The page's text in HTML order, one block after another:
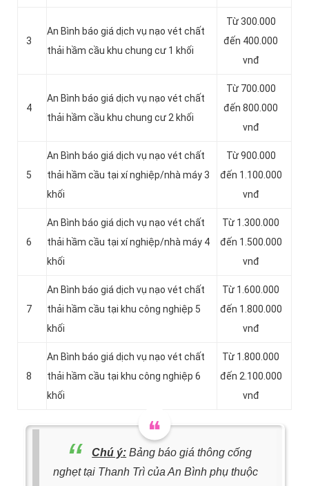
3
An Bình báo giá dịch vụ nạo vét chất
thải hầm cầu khu chung cư 1 khối
Từ 300.000
đến 400.000
vnđ
4
An Bình báo giá dịch vụ nạo vét chất
thải hầm cầu khu chung cư 2 khối
Từ 700.000
đến 800.000
vnđ
5
An Bình báo giá dịch vụ nạo vét chất
thải hầm cầu tại xí nghiệp/nhà máy 3
khối
Từ 900.000
đến 1.100.000
vnđ
6
An Bình báo giá dịch vụ nạo vét chất
thải hầm cầu tại xí nghiệp/nhà máy 4
khối
Từ 1.300.000
đến 1.500.000
vnđ
7
An Bình báo giá dịch vụ nạo vét chất
thải hầm cầu tại khu công nghiệp 5
khối
Từ 1.600.000
đến 1.800.000
vnđ
8
An Bình báo giá dịch vụ nạo vét chất
thải hầm cầu tại khu công nghiệp 6
khối
Từ 1.800.000
đến 2.100.000
vnđ
Chú ý: Bảng báo giá thông cống
nghẹt tại Thanh Trì của An Bình phụ thuộc